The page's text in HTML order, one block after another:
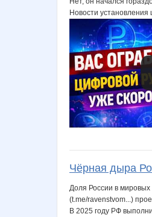
Новости установления
Чёрная дыра
Доля России в мировых
(t.me/ravenstvom...)
В 2025 году РФ